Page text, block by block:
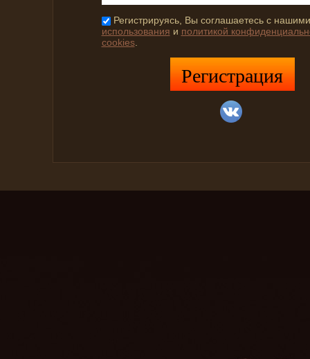
Регистрируясь, Вы соглашаетесь с
использования и политикой
cookies.